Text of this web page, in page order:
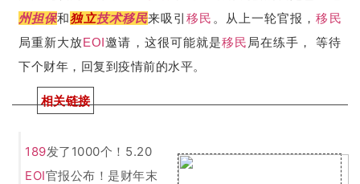
州担保和独立技术移民来吸引移民 。从上一轮官报，移民
局重新大放EOI邀请，这很可能就是移民 局在练手， 等待
下个财年，回复到疫情前的水平。
相关链接
189发了1000个！5.20
EOI官报公布！是财年末